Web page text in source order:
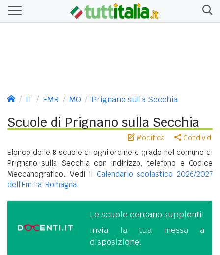
IT EMR MO Prignano sulla Secchia
Scuole di Prignano sulla Secchia
Modifica Condividi
Elenco delle 8 scuole di ogni ordine e grado nel comune di
Prignano sulla Secchia con indirizzo, telefono e Codice
Meccanografico. Vedi il Calendario scolastico 2026/2027
dell'Emilia-Romagna.
Le scuole cercano supplenti!
Invia la tua messa a
disposizione.